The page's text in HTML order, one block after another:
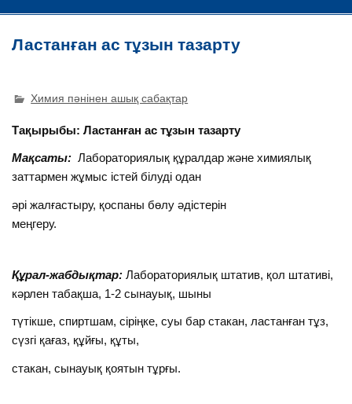
Ластанған ас тұзын тазарту
Химия пәнінен ашық сабақтар
Тақырыбы: Ластанған ас тұзын тазарту
Мақсаты: Лабораториялық құралдар және химиялық
заттармен жұмыс істей білуді одан
әрі жалғастыру, қоспаны бөлу әдістерін
меңгеру.
Құрал-жабдықтар: Лабораториялық штатив, қол штативі,
кәрлен табақша, 1-2 сынауық, шыны
түтікше, спиртшам, сіріңке, суы бар стакан, ластанған тұз,
сүзгі қағаз, құйғы, құты,
стакан, сынауық қоятын тұрғы.